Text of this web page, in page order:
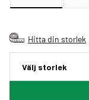
Hitta din storlek
Välj storlek